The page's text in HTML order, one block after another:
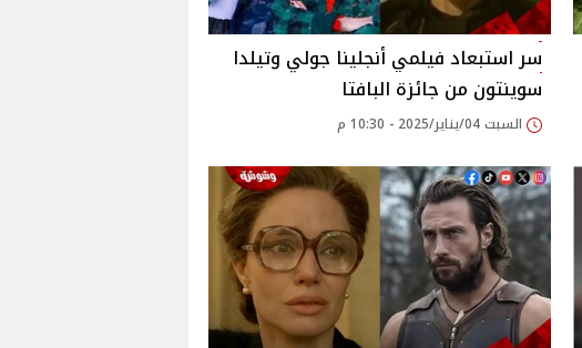
سر استبعاد فيلمي أنجلينا جولي وتيلدا
سوينتون من جائزة البافتا
السبت 04/يناير/2025 - 10:30 م